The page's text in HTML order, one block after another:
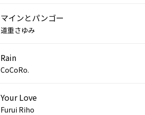
マインとパンゴー
道重さゆみ
Rain
CoCoRo.
Your Love
Furui Riho